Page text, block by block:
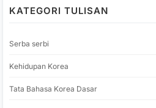
KATEGORI TULISAN
Serba serbi
Kehidupan Korea
Tata Bahasa Korea Dasar